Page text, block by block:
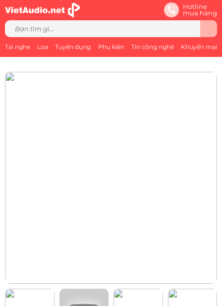
Hotline
mua hàng
Tai nghe Loa Tuyển dụng Phụ kiện Tin công nghệ Khuyến mại